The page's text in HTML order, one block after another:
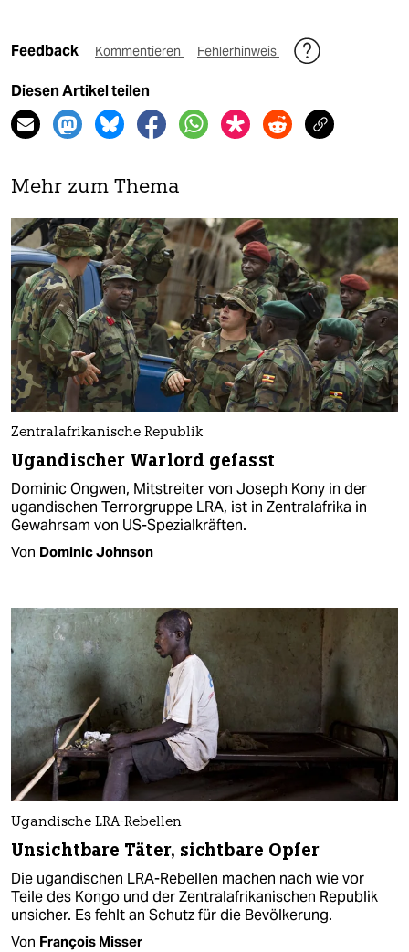
Feedback Kommentieren Fehlerhinweis
Diesen Artikel teilen
Mehr zum Thema
Zentralafrikanische Republik
Ugandischer Warlord gefasst
Dominic Ongwen, Mitstreiter von Joseph Kony in der
ugandischen Terrorgruppe LRA, ist in Zentralafrika in
Gewahrsam von US-Spezialkräften.
Von Dominic Johnson
Ugandische LRA-Rebellen
Unsichtbare Täter, sichtbare Opfer
Die ugandischen LRA-Rebellen machen nach wie vor
Teile des Kongo und der Zentralafrikanischen Republik
unsicher. Es fehlt an Schutz für die Bevölkerung.
Von François Misser